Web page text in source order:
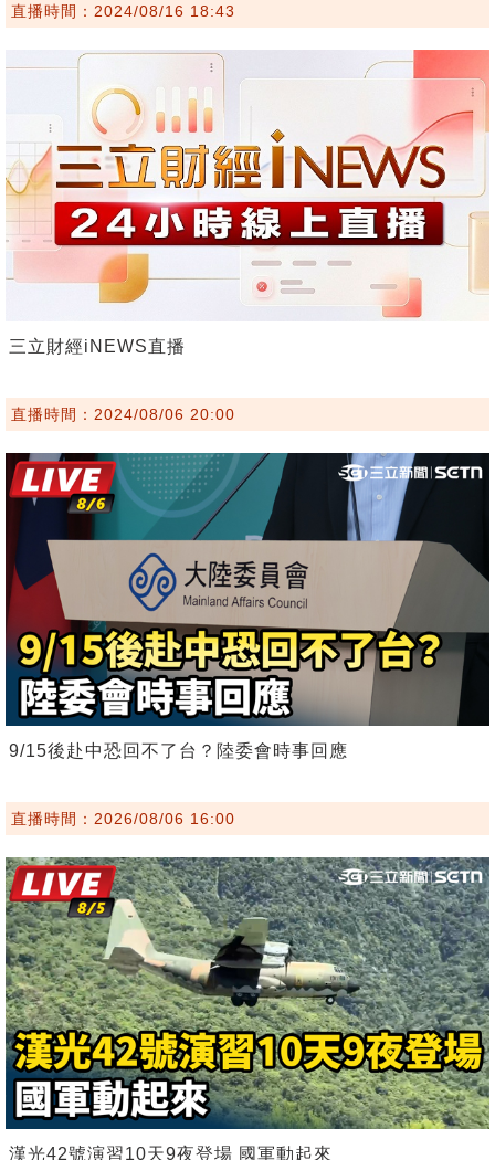
直播時間：2024/08/16 18:43
三立財經iNEWS直播
直播時間：2024/08/06 20:00
9/15後赴中恐回不了台？陸委會時事回應
直播時間：2026/08/06 16:00
漢光42號演習10天9夜登場 國軍動起來